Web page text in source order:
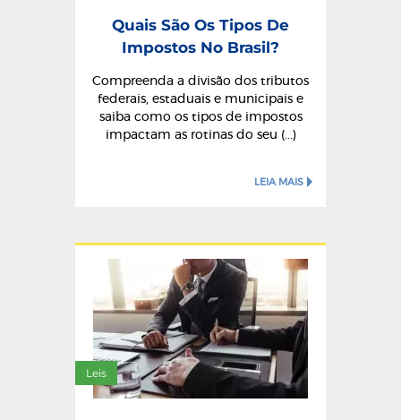
Quais São Os Tipos De
Impostos No Brasil?
Compreenda a divisão dos tributos
federais, estaduais e municipais e
saiba como os tipos de impostos
impactam as rotinas do seu (...)
LEIA MAIS
Leis